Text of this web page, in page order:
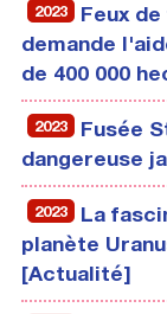
2023
Feux
demande
de 400 000
2023
Fusée
dangereuse
2023
La
planète
[Actualité]